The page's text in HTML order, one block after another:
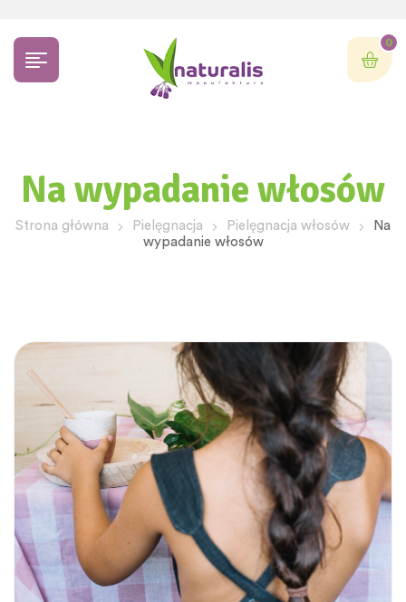
0
Na wypadanie włosów
Strona główna Pielęgnacja Pielęgnacja włosów
Na
wypadanie włosów